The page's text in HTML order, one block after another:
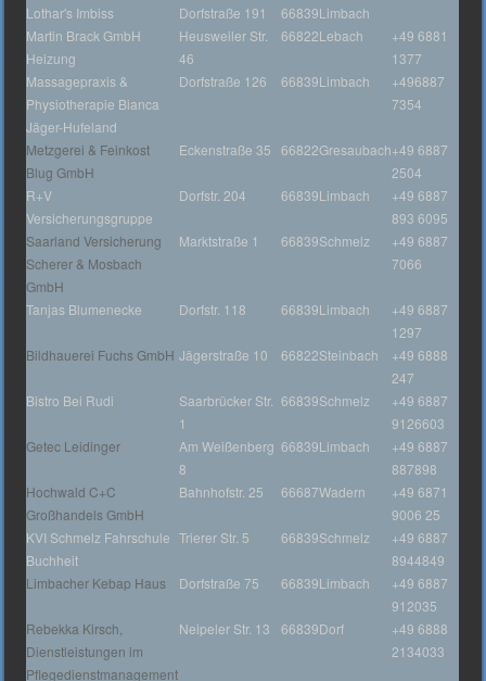
Lothar's Imbiss
Dorfstraße 191 66839Limbach
Martin Brack GmbH
Heizung
Heusweiler Str.
46
66822Lebach
+49 6881
1377
Massagepraxis &
Physiotherapie Bianca
Jäger-Hufeland
Dorfstraße 126 66839Limbach
+496887
7354
Metzgerei & Feinkost
Blug GmbH
Eckenstraße 35 66822Gresaubach+49 6887
2504
R+V
Versicherungsgruppe
Dorfstr. 204 66839Limbach
+49 6887
893 6095
Saarland Versicherung
Scherer & Mosbach
GmbH
Marktstraße 1 66839Schmelz
+49 6887
7066
Tanjas Blumenecke Dorfstr. 118 66839Limbach
+49 6887
1297
Bildhauerei Fuchs GmbH Jägerstraße 10 66822Steinbach
+49 6888
247
Bistro Bei Rudi
Saarbrücker Str.
1
66839Schmelz
+49 6887
9126603
Getec Leidinger
Am Weißenberg
8
66839Limbach
+49 6887
887898
Hochwald C+C
Großhandels GmbH
Bahnhofstr. 25 66687Wadern
+49 6871
9006 25
KVI Schmelz Fahrschule
Buchheit
Trierer Str. 5 66839Schmelz
+49 6887
8944849
Limbacher Kebap Haus
Dorfstraße 75 66839Limbach
+49 6887
912035
Rebekka Kirsch,
Dienstleistungen im
Pflegedienstmanagement
Neipeler Str. 13 66839Dorf
+49 6888
2134033